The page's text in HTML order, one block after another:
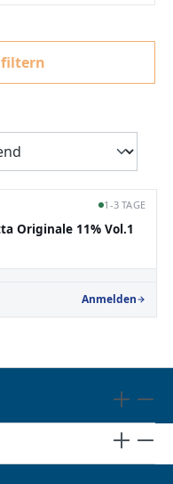
1-3 TAGE
Originale 11% Vol.1
Anmelden